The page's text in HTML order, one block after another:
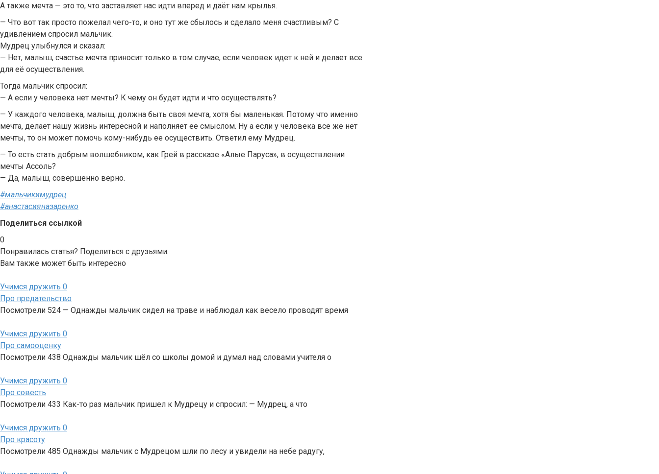
А также мечта — это то, что заставляет нас идти вперед и даёт нам крылья.
— Что вот так просто пожелал чего-то, и оно тут же сбылось и сделало меня счастливым? С
удивлением спросил мальчик.
Мудрец улыбнулся и сказал:
— Нет, малыш, счастье мечта приносит только в том случае, если человек идет к ней и делает все
для её осуществления.
Тогда мальчик спросил:
— А если у человека нет мечты? К чему он будет идти и что осуществлять?
— У каждого человека, малыш, должна быть своя мечта, хотя бы маленькая. Потому что именно
мечта, делает нашу жизнь интересной и наполняет ее смыслом. Ну а если у человека все же нет
мечты, то он может помочь кому-нибудь ее осуществить. Ответил ему Мудрец.
— То есть стать добрым волшебником, как Грей в рассказе «Алые Паруса», в осуществлении
мечты Ассоль?
— Да, малыш, совершенно верно.
#мальчикимудрец
#анастасияназаренко
Поделиться ссылкой
0
Понравилась статья? Поделиться с друзьями:
Вам также может быть интересно
Учимся дружить 0
Про предательство
Посмотрели 524 — Однажды мальчик сидел на траве и наблюдал как весело проводят время
Учимся дружить 0
Про самооценку
Посмотрели 438 Однажды мальчик шёл со школы домой и думал над словами учителя о
Учимся дружить 0
Про совесть
Посмотрели 433 Как-то раз мальчик пришел к Мудрецу и спросил: — Мудрец, а что
Учимся дружить 0
Про красоту
Посмотрели 485 Однажды мальчик с Мудрецом шли по лесу и увидели на небе радугу,